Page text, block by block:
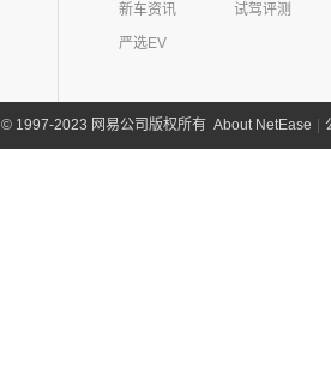
新车资讯
试驾评测
严选EV
©1997-2023 网易公司版权所有 About NetEase